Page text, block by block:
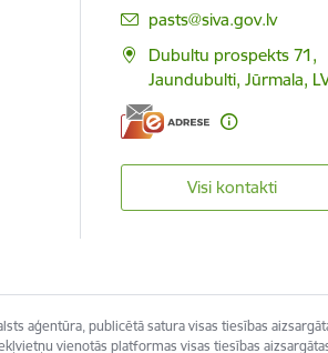
E-pasts:
pasts@siva.gov.lv
Dubultu prospekts 71,
Jaundubulti, Jūrmala,
Visi kontakti
aģentūra, publicētā satura visas tiesības
vienotās platformas visas tiesības